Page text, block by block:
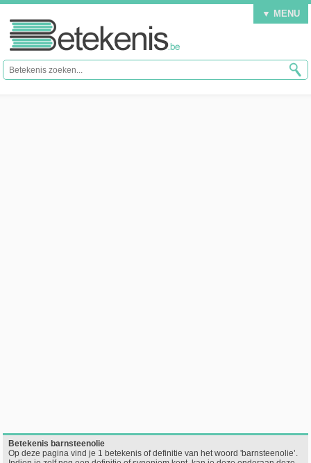
▼ MENU
Betekenis barnsteenolie
Op deze pagina vind je 1 betekenis of definitie van het woord 'barnsteenolie’.